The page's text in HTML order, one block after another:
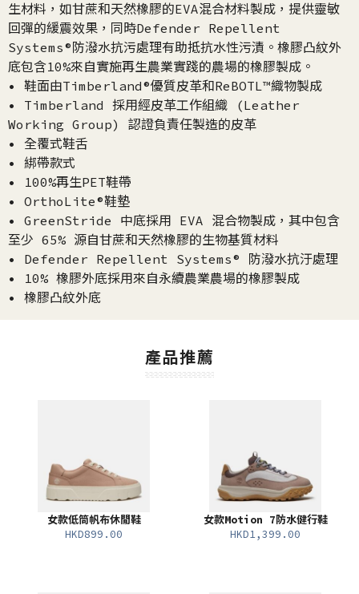
生材料，如甘蔗和天然橡膠的EVA混合材料製成，提供靈敏
回彈的緩震效果，同時Defender Repellent
Systems®防潑水抗污處理有助抵抗水性污漬。橡膠凸紋外
底包含10%來自實施再生農業實踐的農場的橡膠製成。
• 鞋面由Timberland®優質皮革和ReBOTL™織物製成
• Timberland 採用經皮革工作組織 (Leather
Working Group) 認證負責任製造的皮革
• 全覆式鞋舌
• 綁帶款式
• 100%再生PET鞋帶
• OrthoLite®鞋墊
• GreenStride 中底採用 EVA 混合物製成，其中包含
至少 65% 源自甘蔗和天然橡膠的生物基質材料
• Defender Repellent Systems® 防潑水抗汙處理
• 10% 橡膠外底採用來自永續農業農場的橡膠製成
• 橡膠凸紋外底
產品推薦
女款低筒帆布休閒鞋
HKD899.00
女款Motion 7防水健行鞋
HKD1,399.00